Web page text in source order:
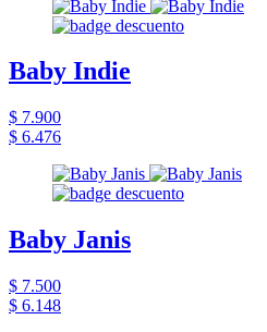
Baby Indie
$ 7.900
$ 6.476
Baby Janis
$ 7.500
$ 6.148